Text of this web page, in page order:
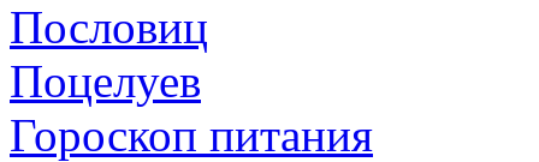
Пословиц
Поцелуев
Гороскоп питания